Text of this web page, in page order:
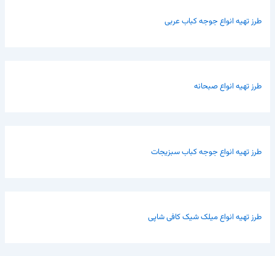
طرز تهیه انواع جوجه کباب عربی
طرز تهیه انواع صبحانه
طرز تهیه انواع جوجه کباب سبزیجات
طرز تهیه انواع میلک شیک کافی شاپی